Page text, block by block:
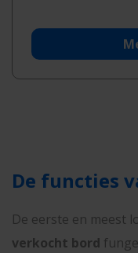
De functies
De eerste en meest
verkocht bord